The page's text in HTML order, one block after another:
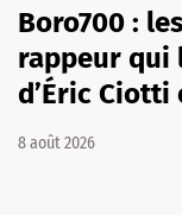
Boro700 :
rappeur qui
d’Éric
8 août 2026